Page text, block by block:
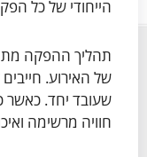
הייחודי של כל
תהליך ההפקה
של האירוע. חייבים
שעובד יחד. כאשר
חוויה מרשימה